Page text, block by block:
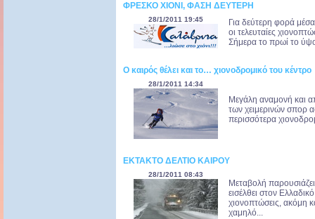
ΦΡΕΣΚΟ ΧΙΟΝΙ, ΦΑΣΗ ΔΕΥΤΕΡΗ
28/1/2011 19:45
Για δεύτερη φορά
οι τελευταίες
Σήμερα το πρωί το
Ο καιρός θέλει και το… χιονοδρομικό του κέντρο
28/1/2011 14:34
Μεγάλη αναμονή και
των χειμερινών σπορ
περισσότερα
ΕΚΤΑΚΤΟ ΔΕΛΤΙΟ ΚΑΙΡΟΥ
28/1/2011 08:43
Μεταβολή
εισέλθει στον
χιονοπτώσεις, ακόμη
χαμηλό...